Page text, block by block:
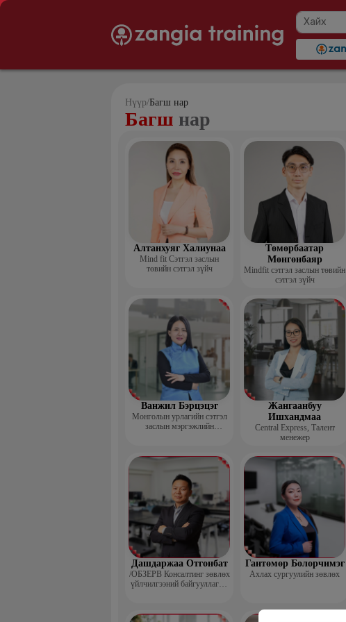
Нүүр/Багш нар
Багш нар
Алтанхуяг Халиунаа
Mind fit Сэтгэл заслын
төвийн сэтгэл зүйч
Төмөрбаатар
Мөнгөнбаяр
Mindfit сэтгэл заслын төвийн
сэтгэл зүйч
Ванжил Бэрцэцэг
Монголын урлагийн сэтгэл
заслын мэргэжлийн
Жангаанбуу
Ишхандмаа
Central Express, Талент
менежер
Дашдаржаа Отгонбат
/ОБЗЕРВ Консалтинг зөвлөх
үйлчилгээний байгууллагын
Гантөмөр Болорчимэг
Ахлах сургуулийн зөвлөх